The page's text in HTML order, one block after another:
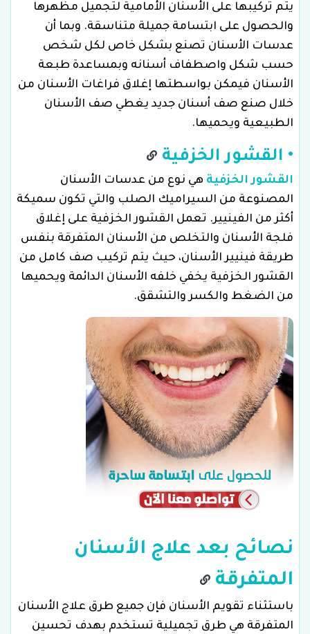
يتم تركيبها على الأسنان الأمامية لتجميل مظهرها
والحصول على ابتسامة جميلة متناسقة. وبما أن
عدسات الأسنان تصنع بشكل خاص لكل شخص
حسب شكل واصطفاف أسنانه وبمساعدة طبعة
الأسنان فيمكن بواسطتها إغلاق فراغات الأسنان من
خلال صنع صف أسنان جديد يغطي صف الأسنان
الطبيعية ويحميها.
• القشور الخزفية
القشور الخزفية هي نوع من عدسات الأسنان
المصنوعة من السيراميك الصلب والتي تكون سميكة
أكثر من الفينيير. تعمل القشور الخزفية على إغلاق
فلجة الأسنان والتخلص من الأسنان المتفرقة بنفس
طريقة فينيير الأسنان، حيث يتم تركيب صف كامل من
القشور الخزفية يخفي خلفه الأسنان الدائمة ويحميها
من الضغط والكسر والتشقق.
نصائح بعد علاج الأسنان
المتفرقة
باستثناء تقويم الأسنان فإن جميع طرق علاج الأسنان
المتفرقة هي طرق تجميلية تستخدم بهدف تحسين